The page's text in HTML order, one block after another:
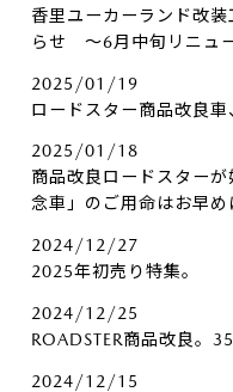
香里ユーカーランド改
らせ ～6月中旬リニュ
2025/01/19
ロードスター商品改良車
2025/01/18
商品改良ロードスター
念車」のご用命はお早め
2024/12/27
2025年初売り特集。
2024/12/25
ROADSTER商品改良。
2024/12/15